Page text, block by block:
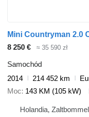
8 250 € ≈ 35 590 zł
Samochód
2014
214 452 km
Moc 143 KM (105 kW)
Holandia, Zaltbommel